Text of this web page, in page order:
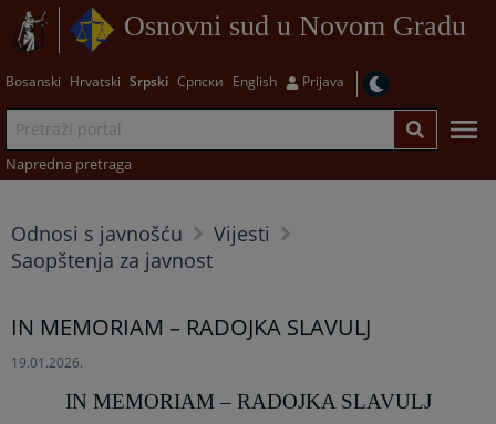
Osnovni sud u Novom Gradu
Bosanski Hrvatski Srpski Српски English Prijava
Napredna pretraga
Odnosi s javnošću
Vijesti
Saopštenja za javnost
IN MEMORIAM – RADOJKA SLAVULJ
19.01.2026.
IN MEMORIAM – RADOJKA SLAVULJ